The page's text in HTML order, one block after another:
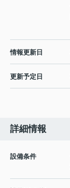
情報更新日
更新予定日
詳細情報
設備条件